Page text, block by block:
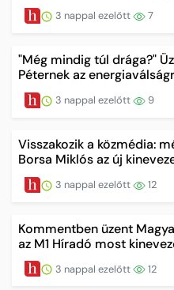
3 nappal ezelőtt 7
"Még mindig túl drága?"
Péternek az
3 nappal ezelőtt 9
Visszakozik a közmédia:
Borsa Miklós az új
3 nappal ezelőtt 12
Kommentben üzent
az M1 Híradó most
3 nappal ezelőtt 12